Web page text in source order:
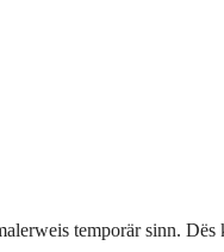
temporär sinn.